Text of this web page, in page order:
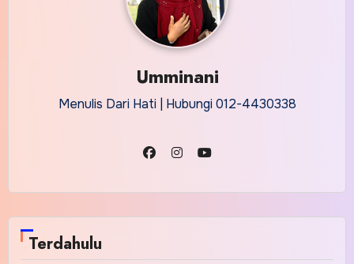
Umminani
Menulis Dari Hati | Hubungi 012-4430338
Terdahulu